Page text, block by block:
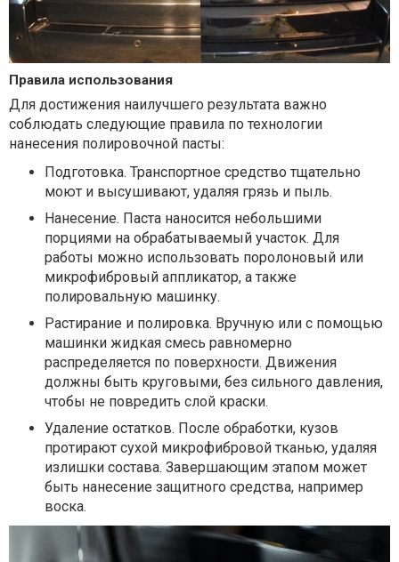
Правила использования
Для достижения наилучшего результата важно
соблюдать следующие правила по технологии
нанесения полировочной пасты:
Подготовка. Транспортное средство тщательно
моют и высушивают, удаляя грязь и пыль.
Нанесение. Паста наносится небольшими
порциями на обрабатываемый участок. Для
работы можно использовать поролоновый или
микрофибровый аппликатор, а также
полировальную машинку.
Растирание и полировка. Вручную или с помощью
машинки жидкая смесь равномерно
распределяется по поверхности. Движения
должны быть круговыми, без сильного давления,
чтобы не повредить слой краски.
Удаление остатков. После обработки, кузов
протирают сухой микрофибровой тканью, удаляя
излишки состава. Завершающим этапом может
быть нанесение защитного средства, например
воска.